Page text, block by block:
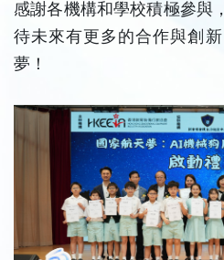
感謝各機構和學校積極參與
待未來有更多的合作與創
夢！